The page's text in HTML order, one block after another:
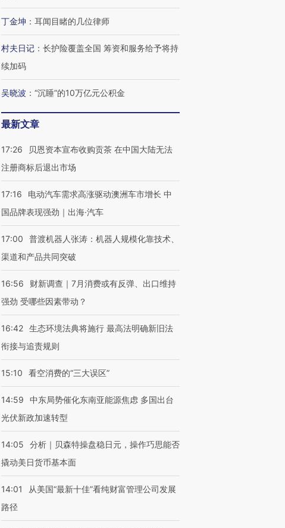
丁金坤 ： 耳闻目睹的几位律师
村夫日记 ： 长护险覆盖全国 筹资和服务给予将持
续加码
吴晓波 ： “沉睡”的10万亿元公积金
最新文章
17:26
贝恩资本宣布收购贡茶 在中国大陆无法
注册商标后退出市场
17:16
电动汽车需求高涨驱动澳洲车市增长 中
国品牌表现强劲｜出海·汽车
17:00
普渡机器人张涛：机器人规模化靠技术、
渠道和产品共同突破
16:56
财新调查｜7月消费或有反弹、出口维持
强劲 受哪些因素带动？
16:42 生态环境法典将施行 最高法明确新旧法
衔接与追责规则
15:10 看空消费的“三大误区”
14:59
中东局势催化东南亚能源焦虑 多国出台
光伏新政加速转型
14:05
分析｜贝森特操盘稳日元，操作巧思能否
撬动美日货币基本面
14:01
从美国“最新十佳”看纯财富管理公司发展
路径